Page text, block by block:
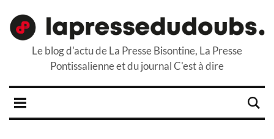
Le blog d'actu de La Presse Bisontine, La Presse
Pontissalienne et du journal C'est à dire